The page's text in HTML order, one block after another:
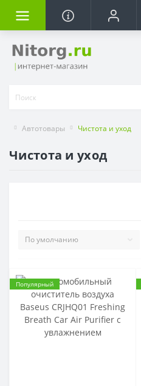
Автотовары Чистота и уход
Чистота и уход
Популярный